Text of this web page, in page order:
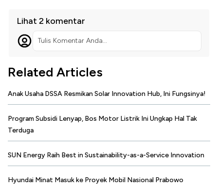
Lihat 2 komentar
Tulis Komentar Anda...
Related Articles
Anak Usaha DSSA Resmikan Solar Innovation Hub, Ini Fungsinya!
Program Subsidi Lenyap, Bos Motor Listrik Ini Ungkap Hal Tak
Terduga
SUN Energy Raih Best in Sustainability-as-a-Service Innovation
Hyundai Minat Masuk ke Proyek Mobil Nasional Prabowo